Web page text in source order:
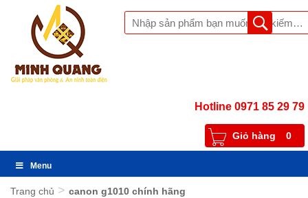
Hotline 0971 85 29 79
Giỏ hàng 0
Menu
Trang chủ > canon g1010 chính hãng